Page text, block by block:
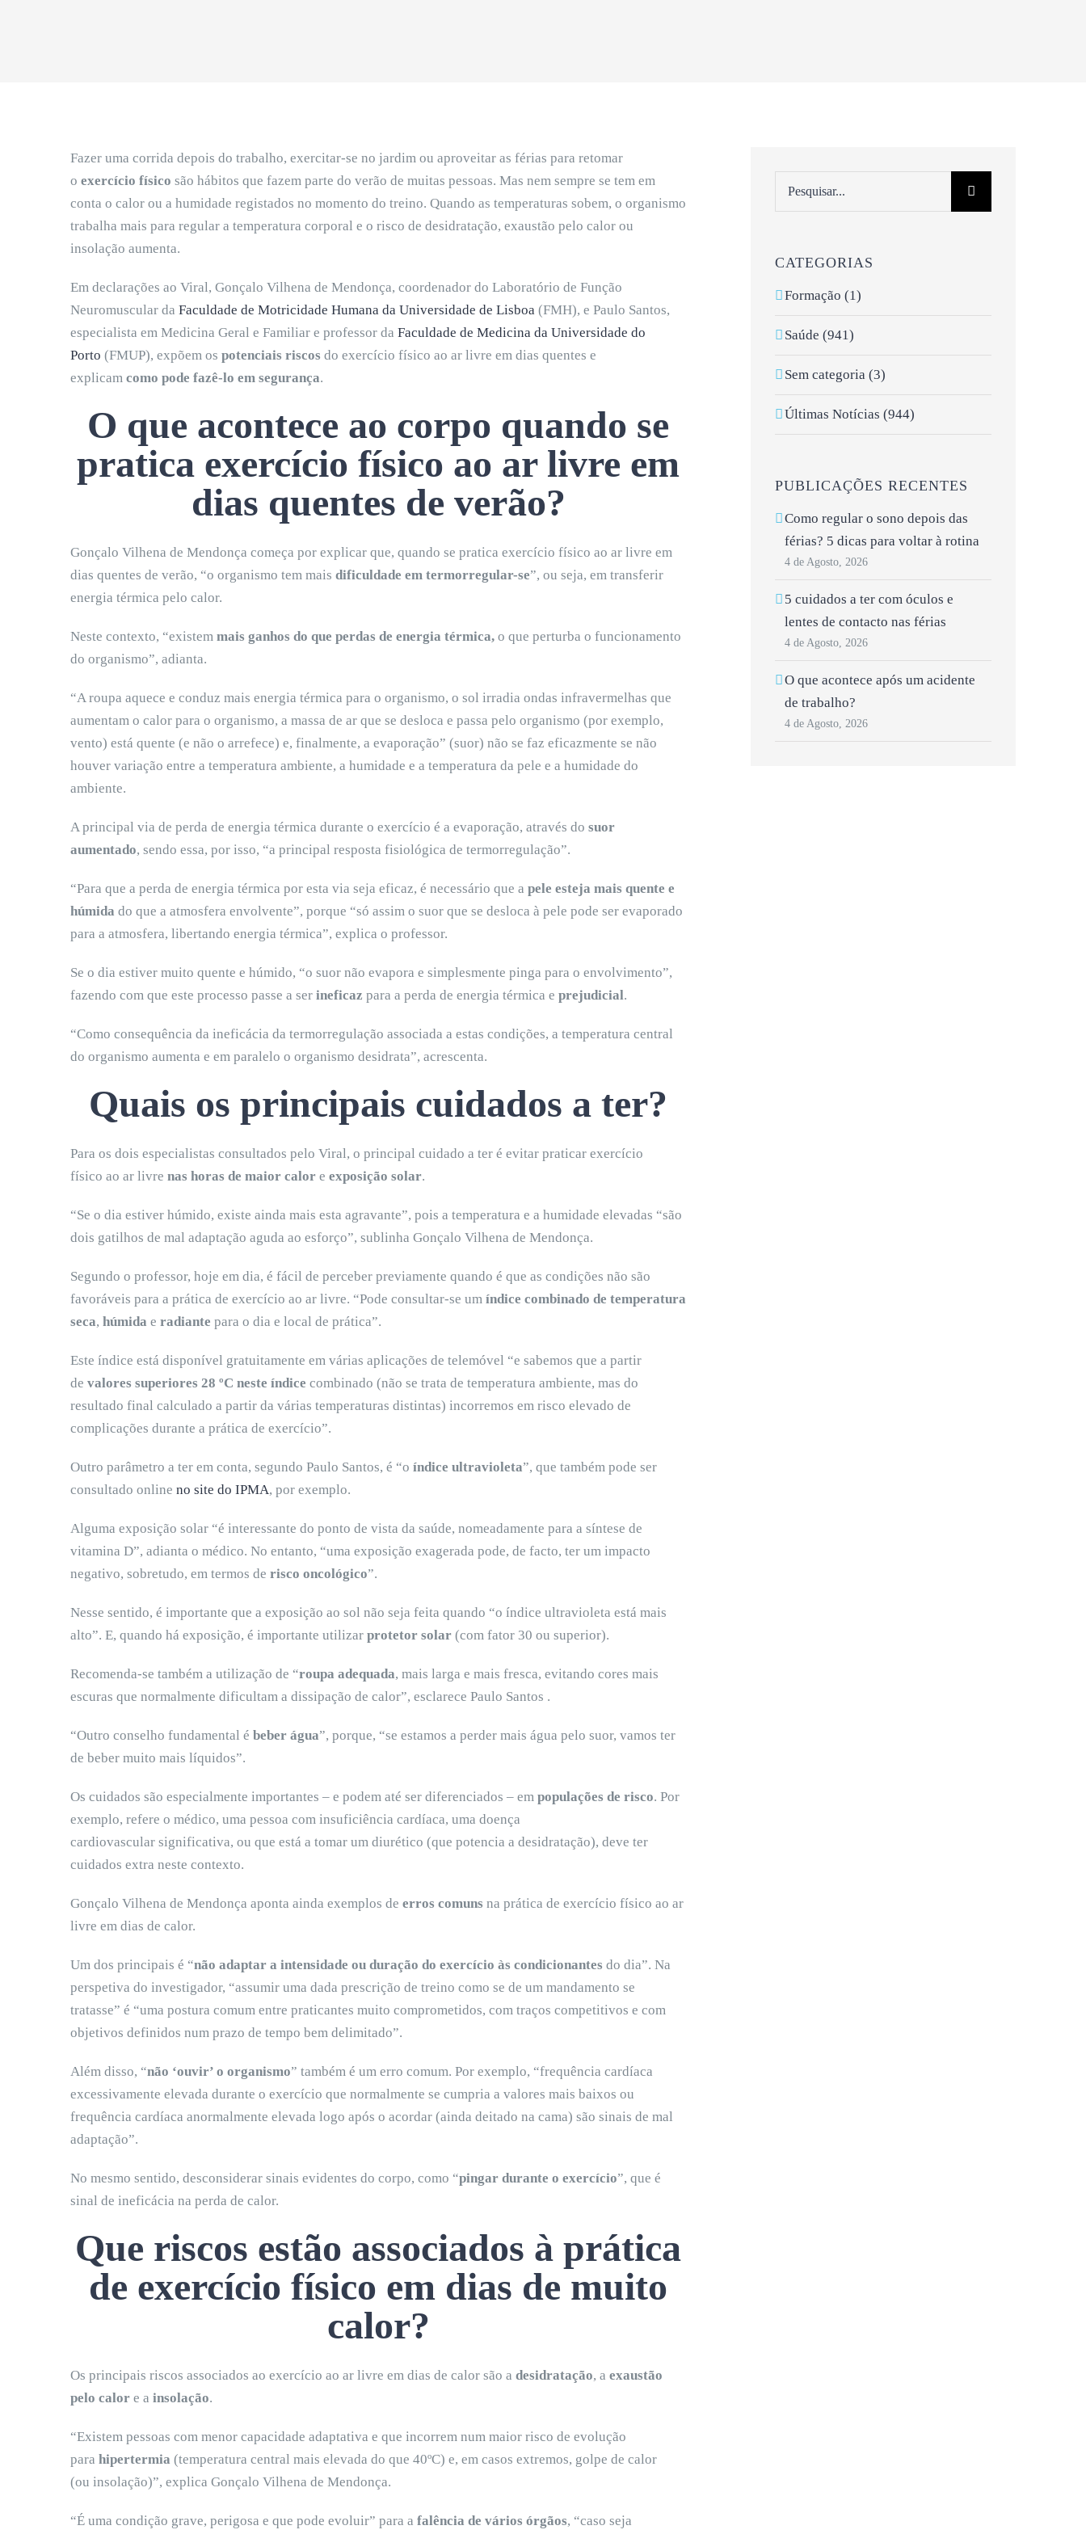
Fazer uma corrida depois do trabalho, exercitar-se no jardim ou aproveitar as férias para retomar
o exercício físico são hábitos que fazem parte do verão de muitas pessoas. Mas nem sempre se tem em
conta o calor ou a humidade registados no momento do treino. Quando as temperaturas sobem, o organismo
trabalha mais para regular a temperatura corporal e o risco de desidratação, exaustão pelo calor ou
insolação aumenta.
Em declarações ao Viral, Gonçalo Vilhena de Mendonça, coordenador do Laboratório de Função
Neuromuscular da Faculdade de Motricidade Humana da Universidade de Lisboa (FMH), e Paulo Santos,
especialista em Medicina Geral e Familiar e professor da Faculdade de Medicina da Universidade do
Porto (FMUP), expõem os potenciais riscos do exercício físico ao ar livre em dias quentes e
explicam como pode fazê-lo em segurança.
O que acontece ao corpo quando se
pratica exercício físico ao ar livre em
dias quentes de verão?
Gonçalo Vilhena de Mendonça começa por explicar que, quando se pratica exercício físico ao ar livre em
dias quentes de verão, “o organismo tem mais dificuldade em termorregular-se”, ou seja, em transferir
energia térmica pelo calor.
Neste contexto, “existem mais ganhos do que perdas de energia térmica, o que perturba o funcionamento
do organismo”, adianta.
“A roupa aquece e conduz mais energia térmica para o organismo, o sol irradia ondas infravermelhas que
aumentam o calor para o organismo, a massa de ar que se desloca e passa pelo organismo (por exemplo,
vento) está quente (e não o arrefece) e, finalmente, a evaporação” (suor) não se faz eficazmente se não
houver variação entre a temperatura ambiente, a humidade e a temperatura da pele e a humidade do
ambiente.
A principal via de perda de energia térmica durante o exercício é a evaporação, através do suor
aumentado, sendo essa, por isso, “a principal resposta fisiológica de termorregulação”.
“Para que a perda de energia térmica por esta via seja eficaz, é necessário que a pele esteja mais quente e
húmida do que a atmosfera envolvente”, porque “só assim o suor que se desloca à pele pode ser evaporado
para a atmosfera, libertando energia térmica”, explica o professor.
Se o dia estiver muito quente e húmido, “o suor não evapora e simplesmente pinga para o envolvimento”,
fazendo com que este processo passe a ser ineficaz para a perda de energia térmica e prejudicial.
“Como consequência da ineficácia da termorregulação associada a estas condições, a temperatura central
do organismo aumenta e em paralelo o organismo desidrata”, acrescenta.
Quais os principais cuidados a ter?
Para os dois especialistas consultados pelo Viral, o principal cuidado a ter é evitar praticar exercício
físico ao ar livre nas horas de maior calor e exposição solar.
“Se o dia estiver húmido, existe ainda mais esta agravante”, pois a temperatura e a humidade elevadas “são
dois gatilhos de mal adaptação aguda ao esforço”, sublinha Gonçalo Vilhena de Mendonça.
Segundo o professor, hoje em dia, é fácil de perceber previamente quando é que as condições não são
favoráveis para a prática de exercício ao ar livre. “Pode consultar-se um índice combinado de temperatura
seca, húmida e radiante para o dia e local de prática”.
Este índice está disponível gratuitamente em várias aplicações de telemóvel “e sabemos que a partir
de valores superiores 28 ºC neste índice combinado (não se trata de temperatura ambiente, mas do
resultado final calculado a partir da várias temperaturas distintas) incorremos em risco elevado de
complicações durante a prática de exercício”.
Outro parâmetro a ter em conta, segundo Paulo Santos, é “o índice ultravioleta”, que também pode ser
consultado online no site do IPMA, por exemplo.
Alguma exposição solar “é interessante do ponto de vista da saúde, nomeadamente para a síntese de
vitamina D”, adianta o médico. No entanto, “uma exposição exagerada pode, de facto, ter um impacto
negativo, sobretudo, em termos de risco oncológico”.
Nesse sentido, é importante que a exposição ao sol não seja feita quando “o índice ultravioleta está mais
alto”. E, quando há exposição, é importante utilizar protetor solar (com fator 30 ou superior).
Recomenda-se também a utilização de “roupa adequada, mais larga e mais fresca, evitando cores mais
escuras que normalmente dificultam a dissipação de calor”, esclarece Paulo Santos .
“Outro conselho fundamental é beber água”, porque, “se estamos a perder mais água pelo suor, vamos ter
de beber muito mais líquidos”.
Os cuidados são especialmente importantes – e podem até ser diferenciados – em populações de risco. Por
exemplo, refere o médico, uma pessoa com insuficiência cardíaca, uma doença
cardiovascular significativa, ou que está a tomar um diurético (que potencia a desidratação), deve ter
cuidados extra neste contexto.
Gonçalo Vilhena de Mendonça aponta ainda exemplos de erros comuns na prática de exercício físico ao ar
livre em dias de calor.
Um dos principais é “não adaptar a intensidade ou duração do exercício às condicionantes do dia”. Na
perspetiva do investigador, “assumir uma dada prescrição de treino como se de um mandamento se
tratasse” é “uma postura comum entre praticantes muito comprometidos, com traços competitivos e com
objetivos definidos num prazo de tempo bem delimitado”.
Além disso, “não ‘ouvir’ o organismo” também é um erro comum. Por exemplo, “frequência cardíaca
excessivamente elevada durante o exercício que normalmente se cumpria a valores mais baixos ou
frequência cardíaca anormalmente elevada logo após o acordar (ainda deitado na cama) são sinais de mal
adaptação”.
No mesmo sentido, desconsiderar sinais evidentes do corpo, como “pingar durante o exercício”, que é
sinal de ineficácia na perda de calor.
Que riscos estão associados à prática
de exercício físico em dias de muito
calor?
Os principais riscos associados ao exercício ao ar livre em dias de calor são a desidratação, a exaustão
pelo calor e a insolação.
“Existem pessoas com menor capacidade adaptativa e que incorrem num maior risco de evolução
para hipertermia (temperatura central mais elevada do que 40ºC) e, em casos extremos, golpe de calor
(ou insolação)”, explica Gonçalo Vilhena de Mendonça.
“É uma condição grave, perigosa e que pode evoluir” para a falência de vários órgãos, “caso seja
CATEGORIAS
Formação (1)
Saúde (941)
Sem categoria (3)
Últimas Notícias (944)
PUBLICAÇÕES RECENTES
Como regular o sono depois das
férias? 5 dicas para voltar à rotina
4 de Agosto, 2026
5 cuidados a ter com óculos e
lentes de contacto nas férias
4 de Agosto, 2026
O que acontece após um acidente
de trabalho?
4 de Agosto, 2026